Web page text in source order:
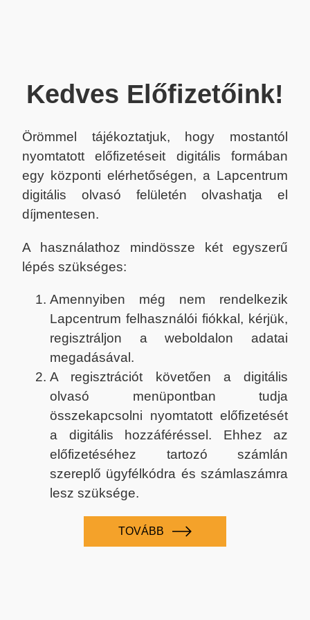
Kedves Előfizetőink!
Örömmel tájékoztatjuk, hogy mostantól
nyomtatott előfizetéseit digitális formában
egy központi elérhetőségen, a Lapcentrum
digitális olvasó felületén olvashatja el
díjmentesen.
A használathoz mindössze két egyszerű
lépés szükséges:
Amennyiben még nem rendelkezik
Lapcentrum felhasználói fiókkal, kérjük,
regisztráljon a weboldalon adatai
megadásával.
A regisztrációt követően a digitális
olvasó menüpontban tudja
összekapcsolni nyomtatott előfizetését
a digitális hozzáféréssel. Ehhez az
előfizetéséhez tartozó számlán
szereplő ügyfélkódra és számlaszámra
lesz szüksége.
TOVÁBB